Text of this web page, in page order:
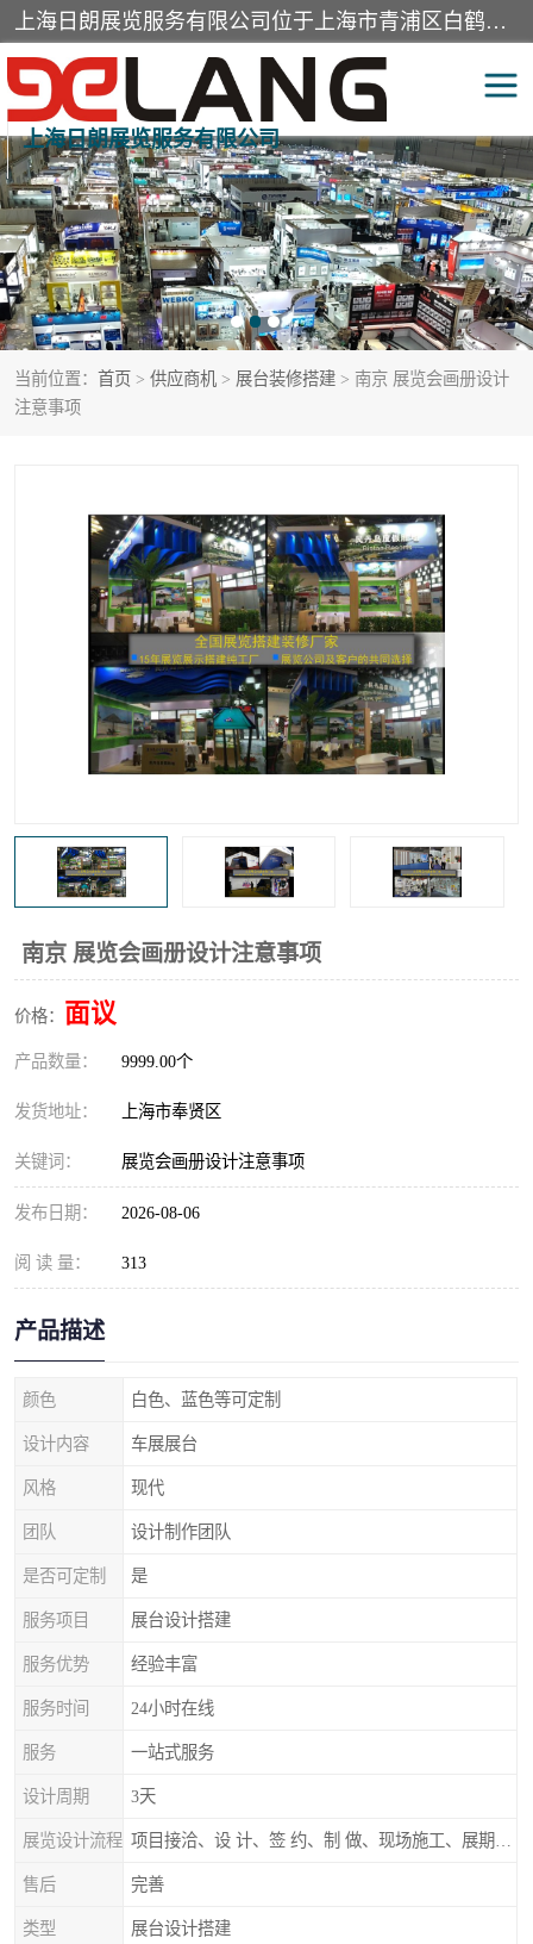
上海日朗展览服务有限公司位于上海市青浦区白鹤镇，营业范围有展览展示会务服务，室内装饰设计及施工，展示道具设计制作，舞台设计，图文设计，灯箱制作，园林绿化工程，广告装潢材料，建筑材料，办公用品，工艺礼品日用百货销售。
上海日朗展览服务有限公司
当前位置： 首页 > 供应商机 > 展台装修搭建 > 南京 展览会画册设计
注意事项
南京 展览会画册设计注意事项
价格： 面议
产品数量： 9999.00个
发货地址： 上海市奉贤区
关键词： 展览会画册设计注意事项
发布日期： 2026-08-06
阅 读 量： 313
产品描述
颜色 白色、蓝色等可定制
设计内容 车展展台
风格 现代
团队 设计制作团队
是否可定制 是
服务项目 展台设计搭建
服务优势 经验丰富
服务时间 24小时在线
服务 一站式服务
设计周期 3天
展览设计流程
售后 完善
类型 展台设计搭建
展台装修搭建 活动会议执行
展厅装修 专柜制作
展会装修设计 展会搭建
活动策划 展会服务